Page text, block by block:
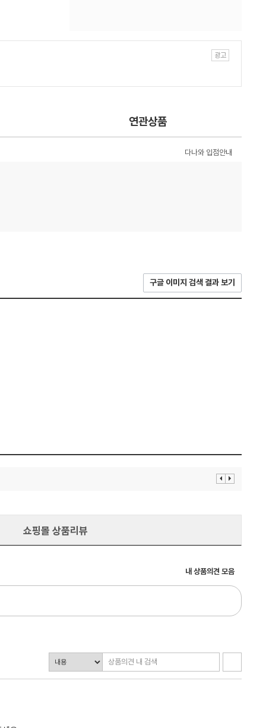
연관상품
다나와 입점안내
구글 이미지 검색 결과 보기
이 다
쇼핑몰 상품리뷰
내 상품의견 모음